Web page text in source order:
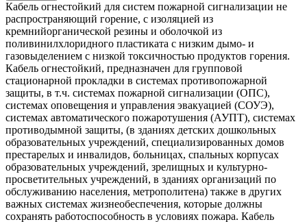
Кабель огнестойкий для систем пожарной сигнализации не
распространяющий горение, с изоляцией из
кремнийорганической резины и оболочкой из
поливинилхлоридного пластиката с низким дымо- и
газовыделением с низкой токсичностью продуктов горения.
Кабель огнестойкий, предназначен для групповой
стационарной прокладки в системах противопожарной
защиты, в т.ч. системах пожарной сигнализации (ОПС),
системах оповещения и управления эвакуацией (СОУЭ),
системах автоматического пожаротушения (АУПТ), системах
противодымной защиты, (в зданиях детских дошкольных
образовательных учреждений, специализированных домов
престарелых и инвалидов, больницах, спальных корпусах
образовательных учреждений, зрелищных и культурно-
просветительных учреждений, в зданиях организаций по
обслуживанию населения, метрополитена) также в других
важных системах жизнеобеспечения, которые должны
сохранять работоспособность в условиях пожара. Кабель